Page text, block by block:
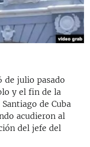
LATINA
de julio pasado
y el fin de la
de Cuba
acudieron al
del jefe del